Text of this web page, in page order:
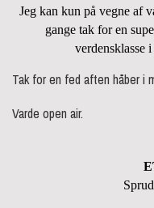
Jeg kan kun på vegne af
gange tak for en
verdensklasse
Tak for en fed aften håber i
Varde open air.